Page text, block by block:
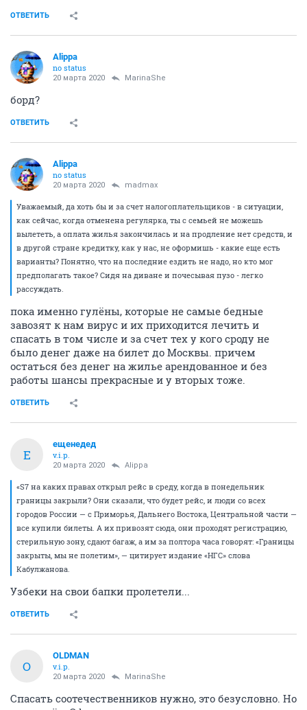
ОТВЕТИТЬ
Alippa
no status
20 марта 2020 MarinaShe
борд?
ОТВЕТИТЬ
Alippa
no status
20 марта 2020 madmax
Уважаемый, да хоть бы и за счет налогоплательщиков - в ситуации,
как сейчас, когда отменена регулярка, ты с семьей не можешь
вылететь, а оплата жилья закончилась и на продление нет средств, и
в другой стране кредитку, как у нас, не оформишь - какие еще есть
варианты? Понятно, что на последние ездить не надо, но кто мог
предполагать такое? Сидя на диване и почесывая пузо - легко
рассуждать.
пока именно гулёны, которые не самые бедные
завозят к нам вирус и их приходится лечить и
спасать в том числе и за счет тех у кого сроду не
было денег даже на билет до Москвы. причем
остаться без денег на жилье арендованное и без
работы шансы прекрасные и у вторых тоже.
ОТВЕТИТЬ
Е
ещенедед
v.i.p.
20 марта 2020 Alippa
«S7 на каких правах открыл рейс в среду, когда в понедельник
границы закрыли? Они сказали, что будет рейс, и люди со всех
городов России — с Приморья, Дальнего Востока, Центральной части —
все купили билеты. А их привозят сюда, они проходят регистрацию,
стерильную зону, сдают багаж, а им за полтора часа говорят: «Границы
закрыты, мы не полетим», — цитирует издание «НГС» слова
Кабулжанова.
Узбеки на свои бапки пролетели...
ОТВЕТИТЬ
O
OLDMAN
v.i.p.
20 марта 2020 MarinaShe
Спасать соотечественников нужно, это безусловно. Но